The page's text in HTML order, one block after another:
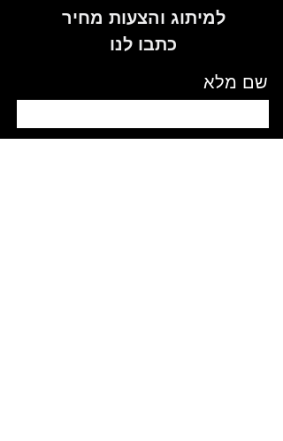
למיתוג והצעות מחיר
כתבו לנו
שם מלא